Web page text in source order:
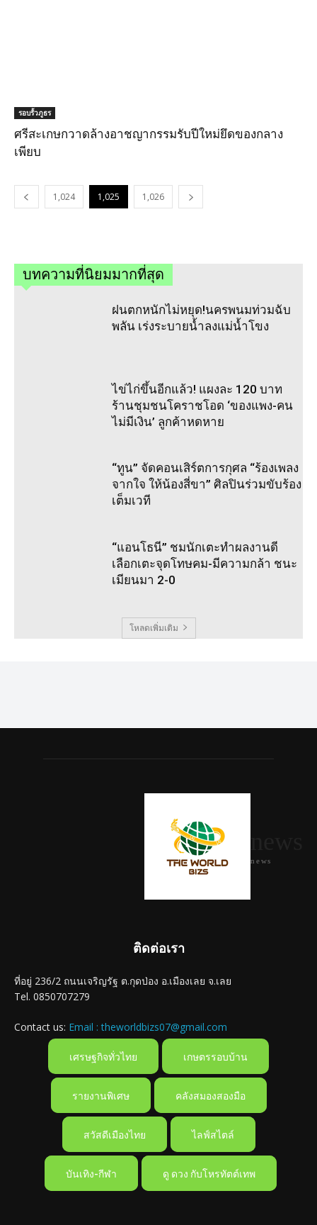
รอบรั้วภูธร
ศรีสะเกษกวาดล้างอาชญากรรมรับปีใหม่ยึดของกลาง
เพียบ
1,024 1,025 1,026
บทความที่นิยมมากที่สุด
ฝนตกหนักไม่หยุด!นครพนมท่วมฉับ
พลัน เร่งระบายน้ำลงแม่น้ำโขง
ไข่ไก่ขึ้นอีกแล้ว! แผงละ 120 บาท
ร้านชุมชนโคราชโอด ‘ของแพง-คน
ไม่มีเงิน’ ลูกค้าหดหาย
“ทูน” จัดคอนเสิร์ตการกุศล “ร้องเพลง
จากใจ ให้น้องสี่ขา” ศิลปินร่วมขับร้อง
เต็มเวที
“แอนโธนี” ชมนักเตะทำผลงานดี
เลือกเตะจุดโทษคม-มีความกล้า ชนะ
เมียนมา 2-0
โหลดเพิ่มเติม
news
ติดต่อเรา
ที่อยู่ 236/2 ถนนเจริญรัฐ ต.กุดป่อง อ.เมืองเลย จ.เลย
Tel. 0850707279
Contact us: Email : theworldbizs07@gmail.com
เศรษฐกิจทั่วไทย เกษตรรอบบ้าน
รายงานพิเศษ คลังสมองสองมือ
สวัสดีเมืองไทย ไลฟ์สไตล์
บันเทิง-กีฬา ดู ดวง กับโหรทัตต์เทพ